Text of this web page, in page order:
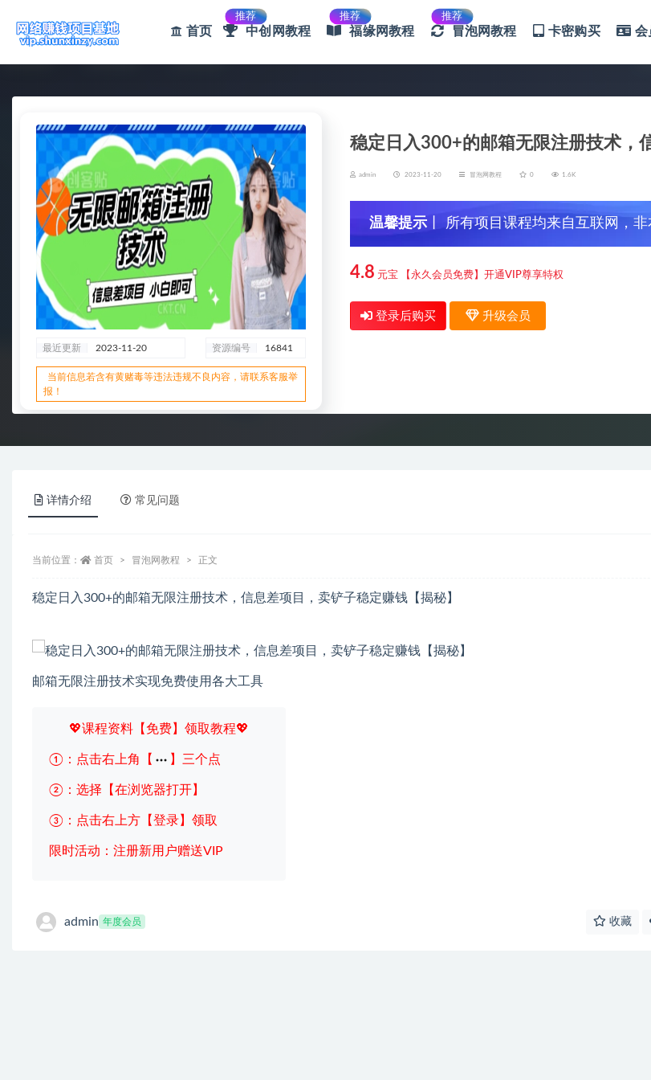
首页
推荐
中创网教程
推荐
福缘网教程
推荐
冒泡网教程 卡密购买
最近更新 2023-11-20 资源编号 16841
当前信息若含有黄赌毒等违法违规不良内容，请联系客服举
报！
稳定日入300+的邮箱无限注册技术，
admin 2023-11-20 冒泡网教程 0 1.6K
温馨提示 丨 所有项目课程均来自互联网，
信，谨防上当受骗！
4.8 元宝 【永久会员免费】开通VIP尊享特权
登录后购买 升级会员
详情介绍 常见问题
当前位置： 首页 冒泡网教程 正文
稳定日入300+的邮箱无限注册技术，信息差项目，卖铲子稳定赚钱【揭秘】
邮箱无限注册技术实现免费使用各大工具
💖课程资料【免费】领取教程💖
①：点击右上角【 】三个点
②：选择【在浏览器打开】
③：点击右上方【登录】领取
限时活动：注册新用户赠送VIP
admin 年度会员 收藏